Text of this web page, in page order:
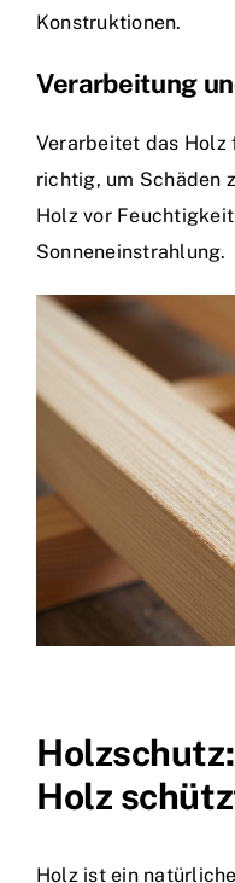
Konstruktionen.
Verarbeitung
Verarbeitet das
richtig, um Schäden
Holz vor
Sonneneinstrahlung.
Holz
Holz ist ein